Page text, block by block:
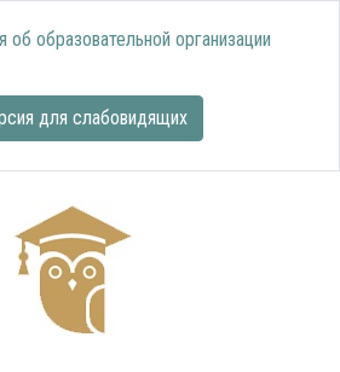
об образовательной организации
для слабовидящих